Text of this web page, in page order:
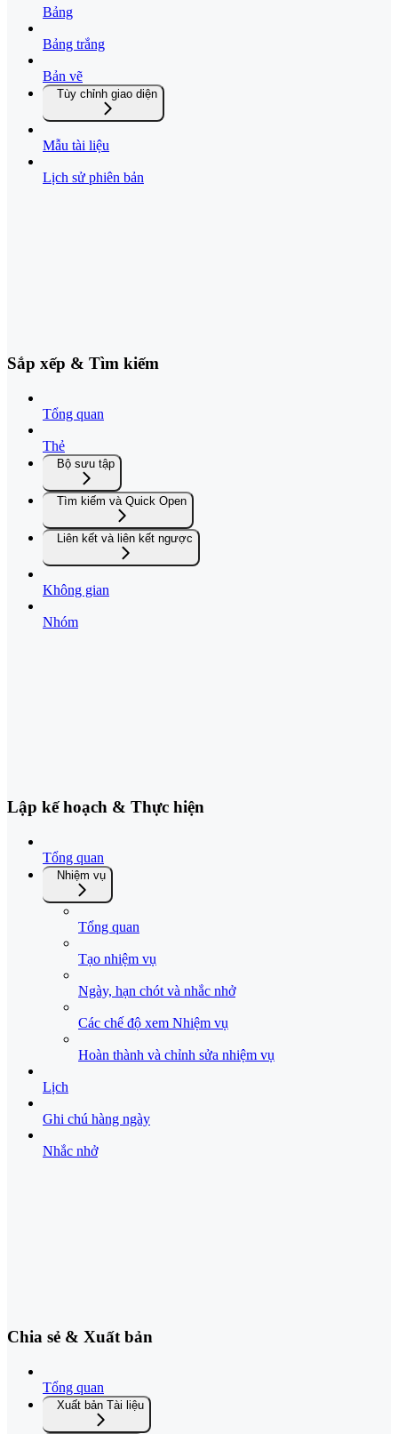
Bảng
Bảng trắng
Bản vẽ
Tùy chỉnh giao diện
Mẫu tài liệu
Lịch sử phiên bản
Sắp xếp & Tìm kiếm
Tổng quan
Thẻ
Bộ sưu tập
Tìm kiếm và Quick Open
Liên kết và liên kết ngược
Không gian
Nhóm
Lập kế hoạch & Thực hiện
Tổng quan
Nhiệm vụ
Tổng quan
Tạo nhiệm vụ
Ngày, hạn chót và nhắc nhở
Các chế độ xem Nhiệm vụ
Hoàn thành và chỉnh sửa nhiệm vụ
Lịch
Ghi chú hàng ngày
Nhắc nhở
Chia sẻ & Xuất bản
Tổng quan
Xuất bản Tài liệu